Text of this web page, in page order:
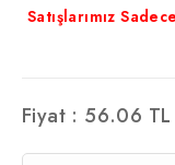
Satışlarımız
Fiyat : 56.06